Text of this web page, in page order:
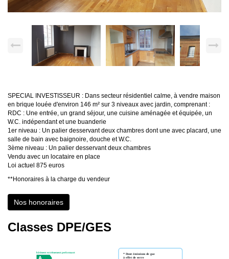
SPECIAL INVESTISSEUR : Dans secteur résidentiel calme, à vendre maison
en brique louée d'environ 146 m² sur 3 niveaux avec jardin, comprenant :
RDC : Une entrée, un grand séjour, une cuisine aménagée et équipée, un
W.C. indépendant et une buanderie
1er niveau : Un palier desservant deux chambres dont une avec placard, une
salle de bain avec baignoire, douche et W.C.
3ème niveau : Un palier desservant deux chambres
Vendu avec un locataire en place
Loi actuel 875 euros
**Honoraires à la charge du vendeur
Nos honoraires
Classes DPE/GES